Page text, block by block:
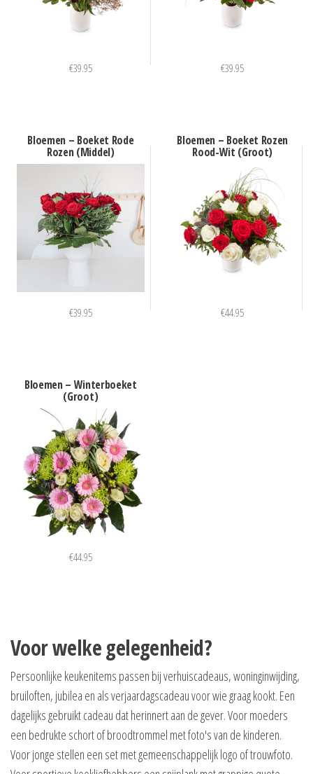
€39.95 €39.95
Bloemen – Boeket Rode
Rozen (Middel)
€39.95
Bloemen – Boeket Rozen
Rood-Wit (Groot)
€44.95
Bloemen – Winterboeket
(Groot)
€44.95
Voor welke gelegenheid?
Persoonlijke keukenitems passen bij verhuiscadeaus, woninginwijding,
bruiloften, jubilea en als verjaardagscadeau voor wie graag kookt. Een
dagelijks gebruikt cadeau dat herinnert aan de gever. Voor moeders
een bedrukte schort of broodtrommel met foto's van de kinderen.
Voor jonge stellen een set met gemeenschappelijk logo of trouwfoto.